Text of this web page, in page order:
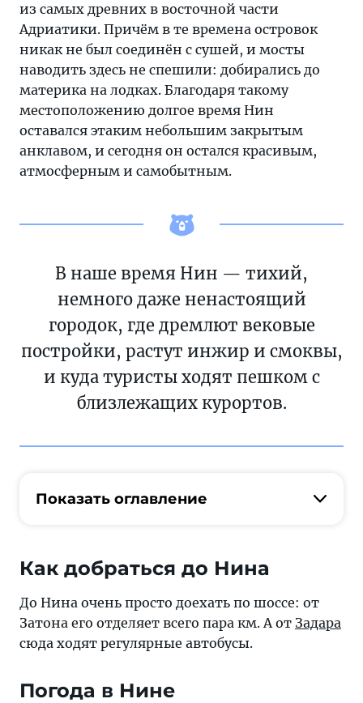
из самых древних в восточной части
Адриатики. Причём в те времена островок
никак не был соединён с сушей, и мосты
наводить здесь не спешили: добирались до
материка на лодках. Благодаря такому
местоположению долгое время Нин
оставался этаким небольшим закрытым
анклавом, и сегодня он остался красивым,
атмосферным и самобытным.
В наше время Нин — тихий,
немного даже ненастоящий
городок, где дремлют вековые
постройки, растут инжир и смоквы,
и куда туристы ходят пешком с
близлежащих курортов.
Показать оглавление
Как добраться до Нина
До Нина очень просто доехать по шоссе: от
Затона его отделяет всего пара км. А от Задара
сюда ходят регулярные автобусы.
Погода в Нине